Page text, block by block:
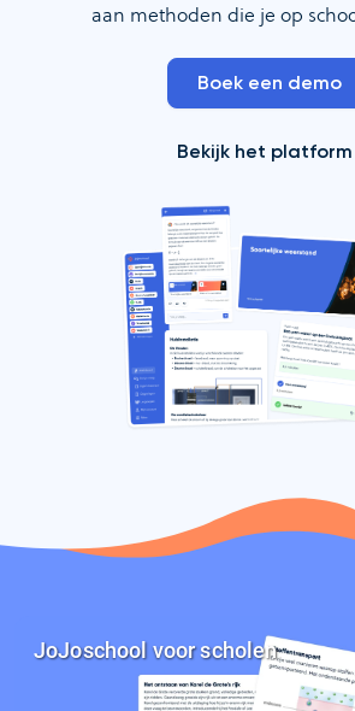
aan methoden die je op
Boek een demo
Bekijk het platform